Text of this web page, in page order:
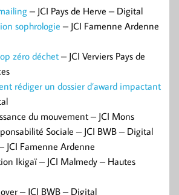
– JCI Pays de Herve – Digital
sophrologie – JCI Famenne Ardenne
zéro déchet – JCI Verviers Pays de
rédiger un dossier d’award impactant
du mouvement – JCI Mons
Sociale – JCI BWB – Digital
JCI Famenne Ardenne
Ikigaï – JCI Malmedy – Hautes
– JCI BWB – Digital